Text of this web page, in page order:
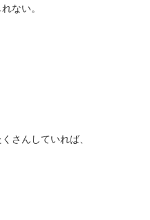
ない。
さんしていれば、